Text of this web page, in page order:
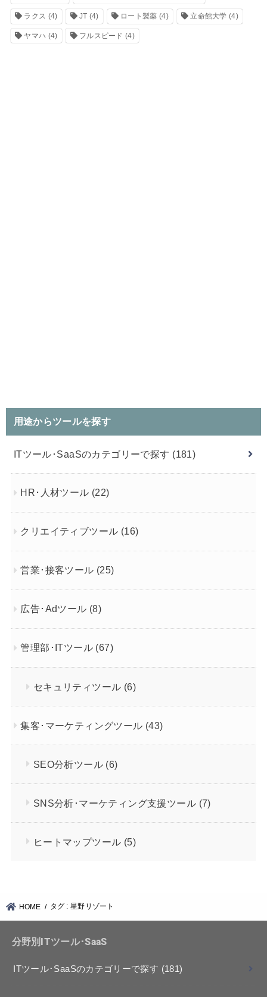
ラクス (4) JT (4) ロート製薬 (4) 立命館大学 (4)
ヤマハ (4) フルスピード (4)
用途からツールを探す
ITツール･SaaSのカテゴリーで探す (181)
HR･人材ツール (22)
クリエイティブツール (16)
営業･接客ツール (25)
広告･Adツール (8)
管理部･ITツール (67)
セキュリティツール (6)
集客･マーケティングツール (43)
SEO分析ツール (6)
SNS分析･マーケティング支援ツール (7)
ヒートマップツール (5)
HOME タグ : 星野リゾート
分野別ITツール･SaaS
ITツール･SaaSのカテゴリーで探す (181)